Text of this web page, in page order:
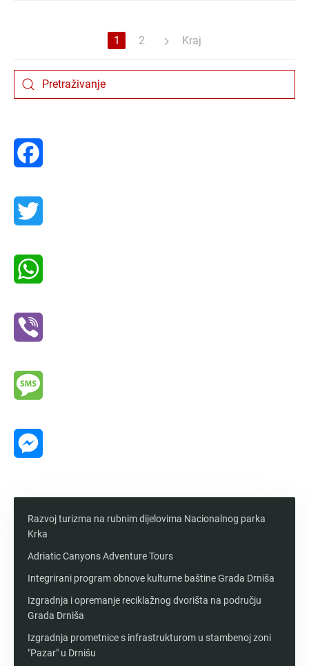
1 2 Kraj
Razvoj turizma na rubnim dijelovima Nacionalnog parka
Krka
Adriatic Canyons Adventure Tours
Integrirani program obnove kulturne baštine Grada Drniša
Izgradnja i opremanje reciklažnog dvorišta na području
Grada Drniša
Izgradnja prometnice s infrastrukturom u stambenoj zoni
"Pazar" u Drnišu